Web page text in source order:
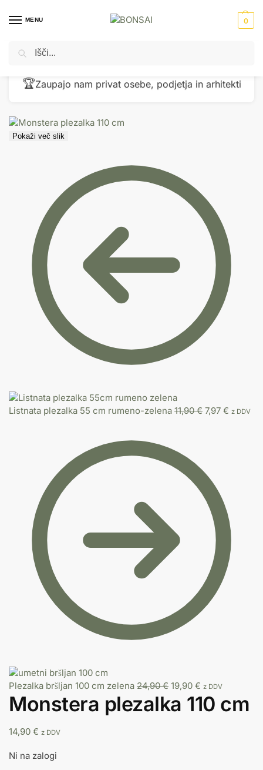
MENU 0
Domov / Umetne rastline
🏆Zaupajo nam privat osebe, podjetja in arhitekti
Pokaži več slik
Listnata plezalka 55 cm rumeno-zelena 11,90€ 7,97 € z DDV
Plezalka bršljan 100 cm zelena 24,90€ 19,90 € z DDV
Monstera plezalka 110 cm
14,90 € z DDV
Ni na zalogi